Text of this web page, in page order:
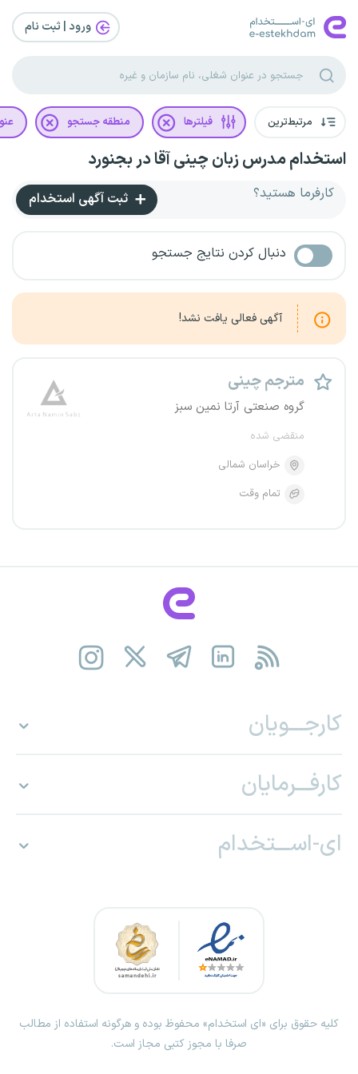
ورود | ثبت‌ نام
مرتبط‌ترین فیلترها منطقه جستجو
استخدام مدرس زبان چینی آقا در بجنورد
کارفرما هستید؟ ثبت آگهی استخدام
دنبال کردن نتایج جستجو
آگهی فعالی یافت نشد!
مترجم چینی
گروه صنعتی آرتا نمین سبز
منقضی شده
خراسان شمالی
تمام وقت
کارجـــویان
کارفـــرمایان
ای-اســـتخدام
کلیه حقوق برای «ای استخدام» محفوظ بوده و هرگونه استفاده از مطالب
صرفا با مجوز کتبی مجاز است.